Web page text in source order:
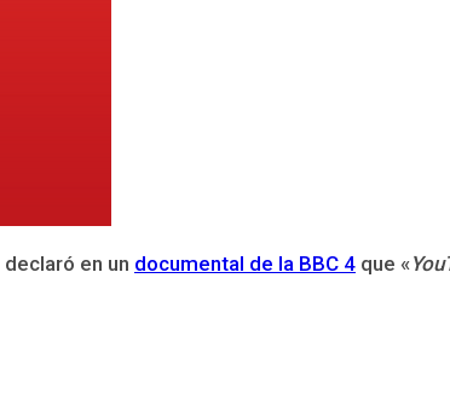
declaró en un documental de la BBC 4 que «